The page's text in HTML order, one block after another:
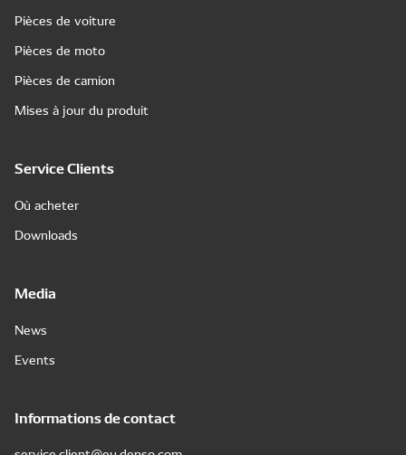
Pièces de voiture
Pièces de moto
Pièces de camion
Mises à jour du produit
Service Clients
Où acheter
Downloads
Media
News
Events
Informations de contact